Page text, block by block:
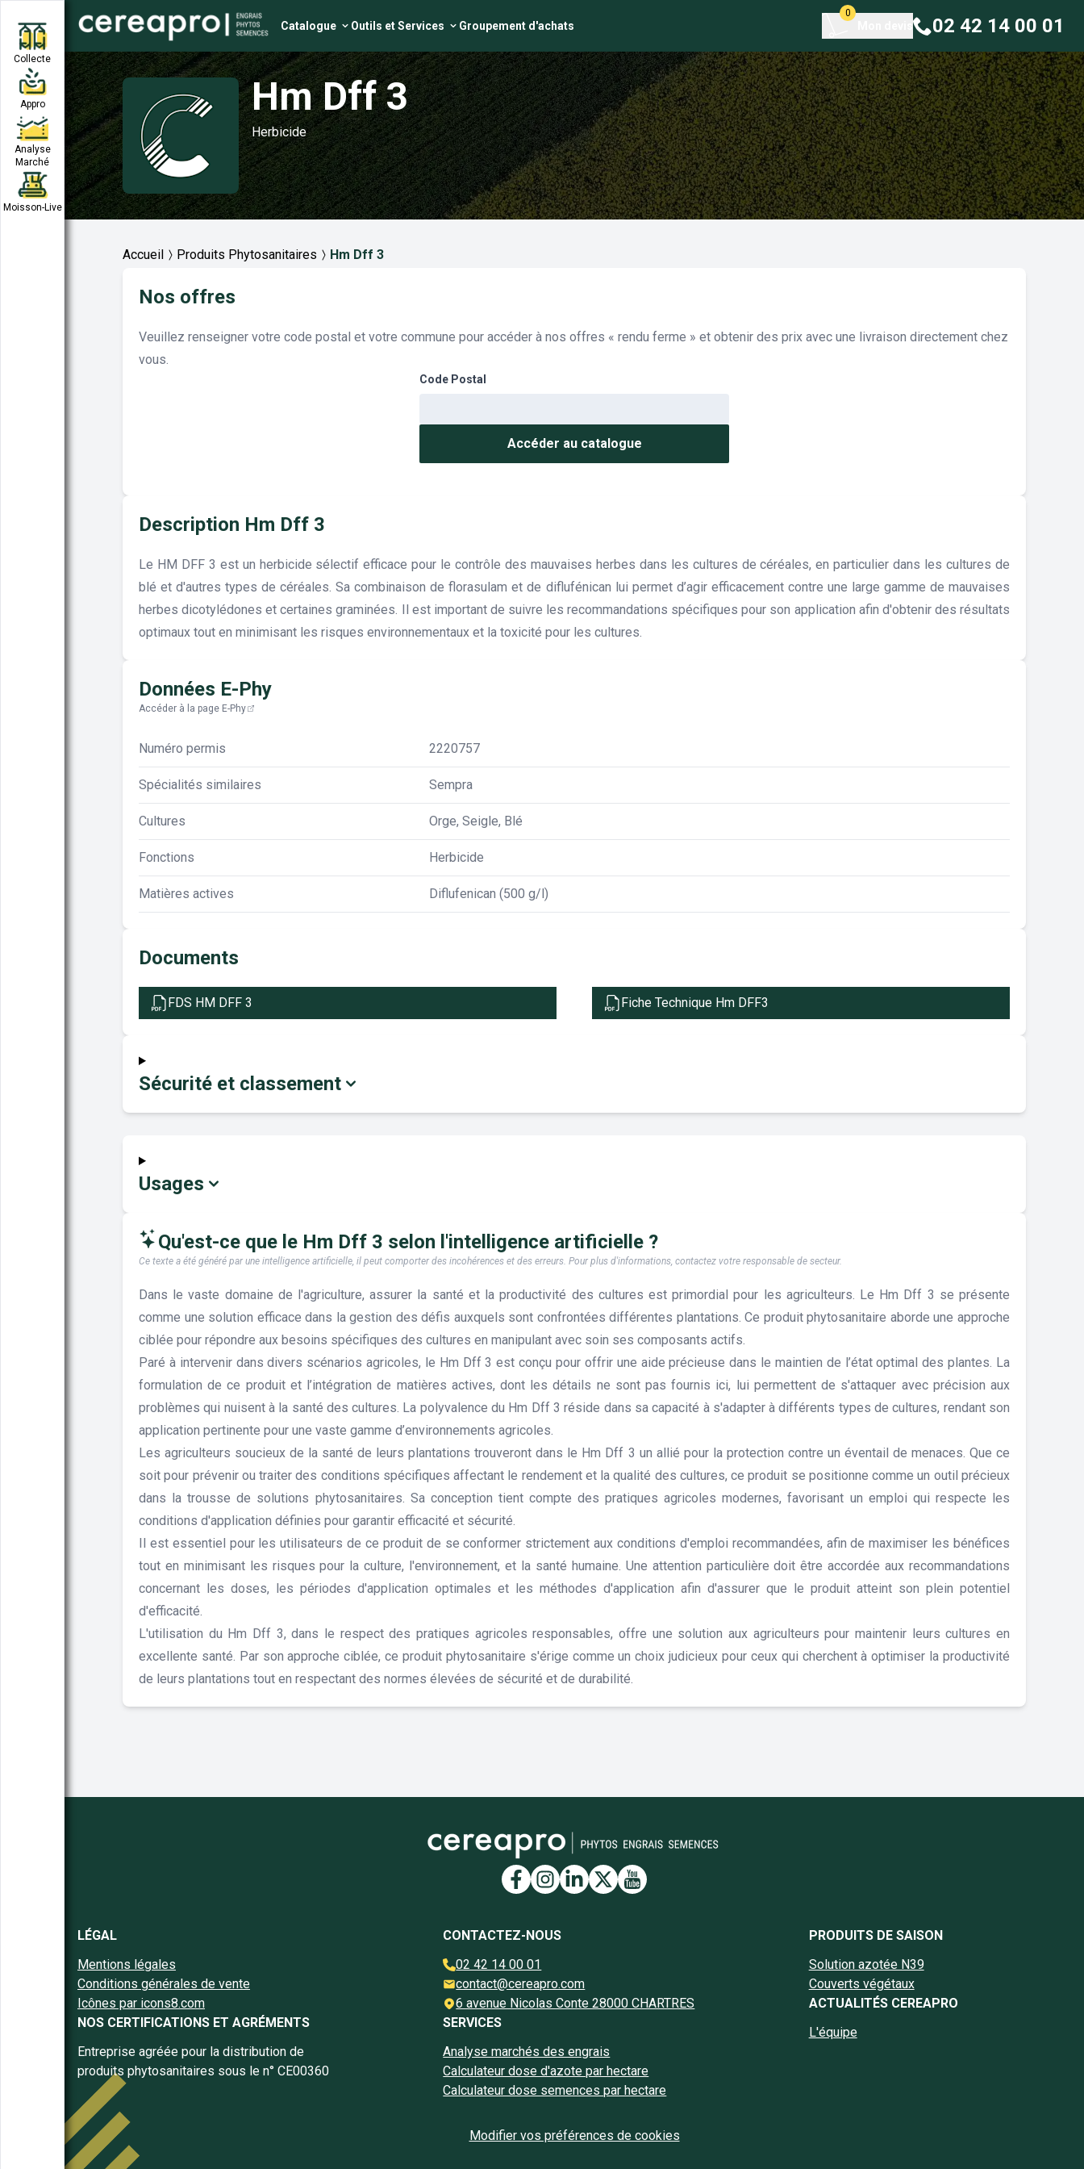
Collecte
Appro
Analyse
Marché
Moisson-Live
Catalogue Outils et Services Groupement d'achats
0
02 42 14 00 01
Hm Dff 3
Herbicide
Accueil Produits Phytosanitaires Hm Dff 3
Nos offres
Veuillez renseigner votre code postal et votre commune pour accéder à nos offres « rendu ferme » et obtenir des prix avec une livraison directement chez
vous.
Code Postal
Accéder au catalogue
Description Hm Dff 3
Le HM DFF 3 est un herbicide sélectif efficace pour le contrôle des mauvaises herbes dans les cultures de céréales, en particulier dans les cultures de
blé et d'autres types de céréales. Sa combinaison de florasulam et de diflufénican lui permet d’agir efficacement contre une large gamme de mauvaises
herbes dicotylédones et certaines graminées. Il est important de suivre les recommandations spécifiques pour son application afin d'obtenir des résultats
optimaux tout en minimisant les risques environnementaux et la toxicité pour les cultures.
Données E-Phy
Accéder à la page E-Phy
Numéro permis 2220757
Spécialités similaires Sempra
Cultures Orge, Seigle, Blé
Fonctions Herbicide
Matières actives Diflufenican (500 g/l)
Documents
FDS HM DFF 3 Fiche Technique Hm DFF3
Sécurité et classement
Usages
Qu'est-ce que le Hm Dff 3 selon l'intelligence artificielle ?
Ce texte a été généré par une intelligence artificielle, il peut comporter des incohérences et des erreurs. Pour plus d'informations, contactez votre responsable de secteur.
Dans le vaste domaine de l'agriculture, assurer la santé et la productivité des cultures est primordial pour les agriculteurs. Le Hm Dff 3 se présente
comme une solution efficace dans la gestion des défis auxquels sont confrontées différentes plantations. Ce produit phytosanitaire aborde une approche
ciblée pour répondre aux besoins spécifiques des cultures en manipulant avec soin ses composants actifs.
Paré à intervenir dans divers scénarios agricoles, le Hm Dff 3 est conçu pour offrir une aide précieuse dans le maintien de l’état optimal des plantes. La
formulation de ce produit et l’intégration de matières actives, dont les détails ne sont pas fournis ici, lui permettent de s'attaquer avec précision aux
problèmes qui nuisent à la santé des cultures. La polyvalence du Hm Dff 3 réside dans sa capacité à s'adapter à différents types de cultures, rendant son
application pertinente pour une vaste gamme d’environnements agricoles.
Les agriculteurs soucieux de la santé de leurs plantations trouveront dans le Hm Dff 3 un allié pour la protection contre un éventail de menaces. Que ce
soit pour prévenir ou traiter des conditions spécifiques affectant le rendement et la qualité des cultures, ce produit se positionne comme un outil précieux
dans la trousse de solutions phytosanitaires. Sa conception tient compte des pratiques agricoles modernes, favorisant un emploi qui respecte les
conditions d'application définies pour garantir efficacité et sécurité.
Il est essentiel pour les utilisateurs de ce produit de se conformer strictement aux conditions d'emploi recommandées, afin de maximiser les bénéfices
tout en minimisant les risques pour la culture, l'environnement, et la santé humaine. Une attention particulière doit être accordée aux recommandations
concernant les doses, les périodes d'application optimales et les méthodes d'application afin d'assurer que le produit atteint son plein potentiel
d'efficacité.
L'utilisation du Hm Dff 3, dans le respect des pratiques agricoles responsables, offre une solution aux agriculteurs pour maintenir leurs cultures en
excellente santé. Par son approche ciblée, ce produit phytosanitaire s'érige comme un choix judicieux pour ceux qui cherchent à optimiser la productivité
de leurs plantations tout en respectant des normes élevées de sécurité et de durabilité.
Lien vers la page Facebook Cereapro
Lien vers la page Instagram Cereapro
Lien vers la page Linkedin Cereapro
Lien vers la page Twitter Cereapro
Lien vers la chaine YouTube Cereapro
LÉGAL
Mentions légales
Conditions générales de vente
Icônes par icons8.com
NOS CERTIFICATIONS ET AGRÉMENTS
Entreprise agréée pour la distribution de
produits phytosanitaires sous le n° CE00360
CONTACTEZ-NOUS
02 42 14 00 01
contact@cereapro.com
6 avenue Nicolas Conte 28000 CHARTRES
SERVICES
Analyse marchés des engrais
Calculateur dose d'azote par hectare
Calculateur dose semences par hectare
PRODUITS DE SAISON
Solution azotée N39
Couverts végétaux
ACTUALITÉS CEREAPRO
L'équipe
Modifier vos préférences de cookies